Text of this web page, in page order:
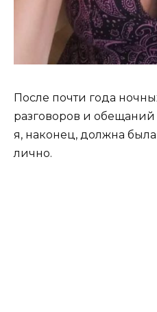
После почти года
разговоров и
я, наконец, должна
лично.